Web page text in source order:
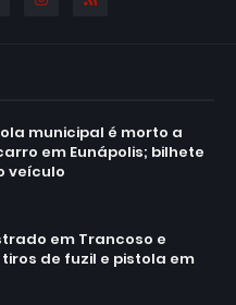
municipal é morto a
em Eunápolis; bilhete
veículo
em Trancoso e
de fuzil e pistola em